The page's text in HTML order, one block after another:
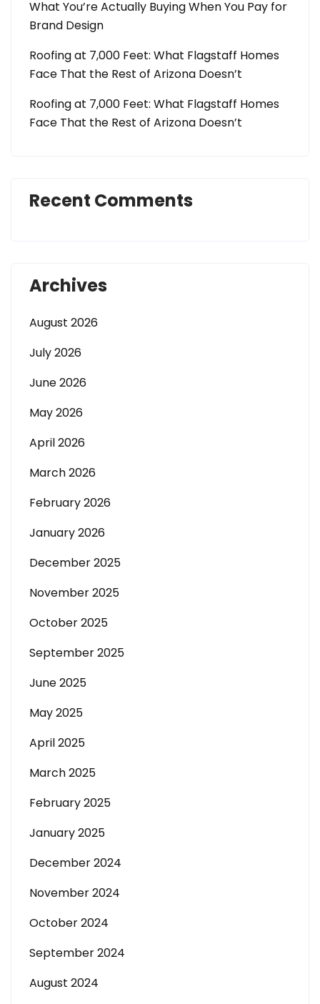
What You’re Actually Buying When You Pay for
Brand Design
Roofing at 7,000 Feet: What Flagstaff Homes
Face That the Rest of Arizona Doesn’t
Roofing at 7,000 Feet: What Flagstaff Homes
Face That the Rest of Arizona Doesn’t
Recent Comments
Archives
August 2026
July 2026
June 2026
May 2026
April 2026
March 2026
February 2026
January 2026
December 2025
November 2025
October 2025
September 2025
June 2025
May 2025
April 2025
March 2025
February 2025
January 2025
December 2024
November 2024
October 2024
September 2024
August 2024